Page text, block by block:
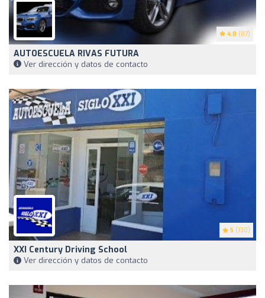
4.8 (87)
AUTOESCUELA RIVAS FUTURA
Ver dirección y datos de contacto
5 (130)
XXI Century Driving School
Ver dirección y datos de contacto